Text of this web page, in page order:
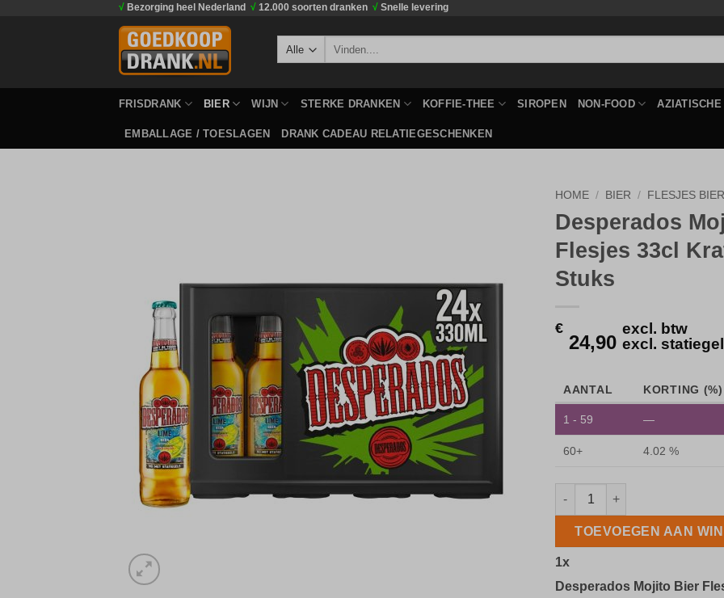
√ Bezorging heel Nederland √ 12.000 soorten dranken √ Snelle levering
FRISDRANK BIER WIJN STERKE DRANKEN KOFFIE-THEE SIROPEN NON-FOOD
EMBALLAGE / TOESLAGEN DRANK CADEAU RELATIEGESCHENKEN
HOME / BIER / FLESJES
Desperados
Flesjes 33cl
Stuks
€
24,90
excl. btw
excl.
AANTAL KORTING (%)
1 - 59 —
60+ 4.02 %
Desperados Mojito Bier
TOEVOEGEN AAN
1x
Desperados Mojito Bier